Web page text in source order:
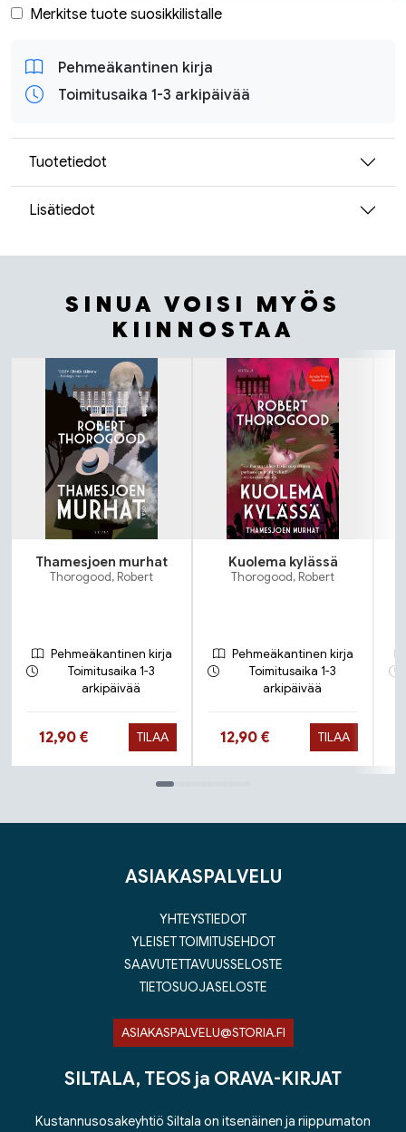
Merkitse tuote suosikkilistalle
Pehmeäkantinen kirja
Toimitusaika 1-3 arkipäivää
Tuotetiedot
Lisätiedot
SINUA VOISI MYÖS
KIINNOSTAA
Tuoteluettelon alku
Thamesjoen murhat
Thorogood, Robert
Pehmeäkantinen kirja
Toimitusaika 1-3
arkipäivää
Hinta nyt
12,90 € TILAA
Kuolema kylässä
Thorogood, Robert
Pehmeäkantinen kirja
Toimitusaika 1-3
arkipäivää
Hinta nyt
12,90 € TILAA
ASIAKASPALVELU
YHTEYSTIEDOT
YLEISET TOIMITUSEHDOT
SAAVUTETTAVUUSSELOSTE
TIETOSUOJASELOSTE
ASIAKASPALVELU@STORIA.FI
SILTALA, TEOS ja ORAVA-KIRJAT
Kustannusosakeyhtiö Siltala on itsenäinen ja riippumaton